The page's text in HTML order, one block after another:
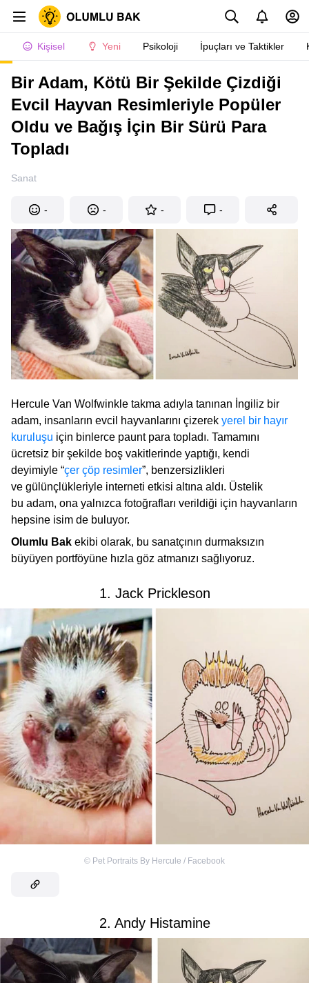
Kişisel Yeni Psikoloji İpuçları ve Taktikler
Bir Adam, Kötü Bir Şekilde Çizdiği
Evcil Hayvan Resimleriyle Popüler
Oldu ve Bağış İçin Bir Sürü Para
Topladı
Sanat
- - - -
Hercule Van Wolfwinkle takma adıyla tanınan İngiliz bir
adam, insanların evcil hayvanlarını çizerek yerel bir hayır
kuruluşu için binlerce paunt para topladı. Tamamını
ücretsiz bir şekilde boş vakitlerinde yaptığı, kendi
deyimiyle “çer çöp resimler”, benzersizlikleri
ve gülünçlükleriyle interneti etkisi altına aldı. Üstelik
bu adam, ona yalnızca fotoğrafları verildiği için hayvanların
hepsine isim de buluyor.
Olumlu Bak ekibi olarak, bu sanatçının durmaksızın
büyüyen portföyüne hızla göz atmanızı sağlıyoruz.
1. Jack Prickleson
© Pet Portraits By Hercule / Facebook
2. Andy Histamine